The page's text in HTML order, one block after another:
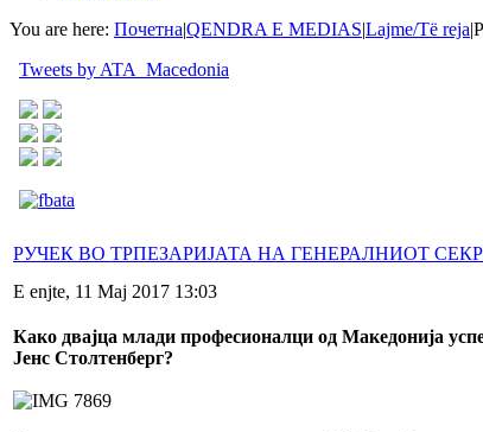
You are here: Почетна|QENDRA E MEDIAS|Lajme/Të reja|
Tweets by ATA_Macedonia
РУЧЕК ВО ТРПЕЗАРИЈАТА НА ГЕНЕРАЛНИОТ
E enjte, 11 Maj 2017 13:03
Како двајца млади професионалци од Македонија
Јенс Столтенберг?